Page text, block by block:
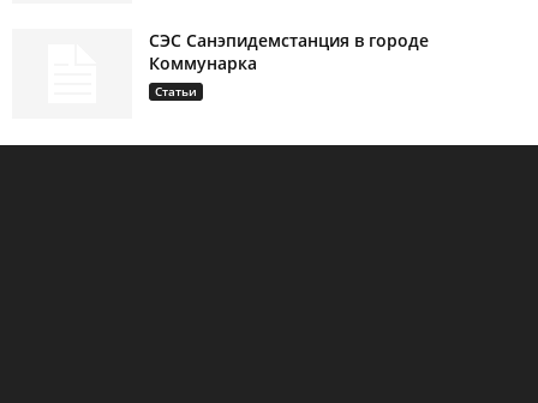
СЭС Санэпидемстанция в городе
Коммунарка
Статьи